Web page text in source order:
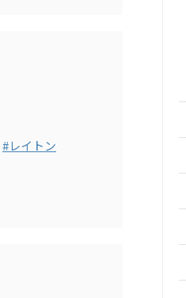
#レイトン